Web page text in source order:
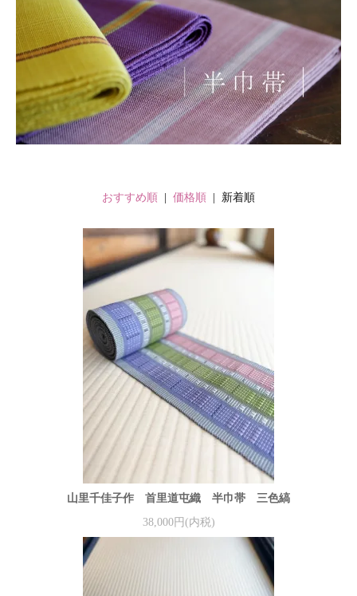
おすすめ順 価格順 | 新着順
山里千佳子作 首里道屯織 半巾帯 三色縞
38,000円(内税)